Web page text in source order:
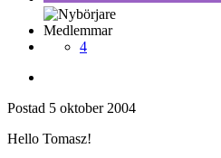
Medlemmar
4
Postad 5 oktober 2004
Hello Tomasz!